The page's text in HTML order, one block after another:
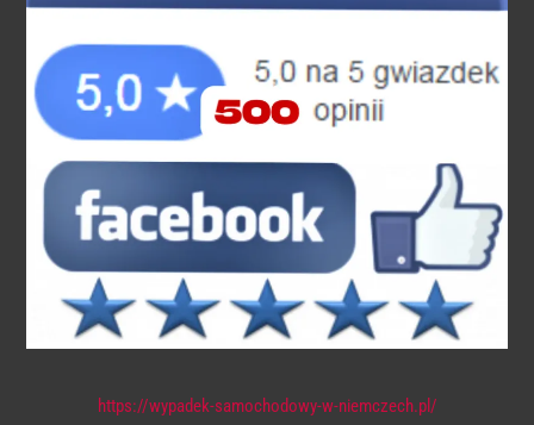
https://wypadek-samochodowy-w-niemczech.pl/